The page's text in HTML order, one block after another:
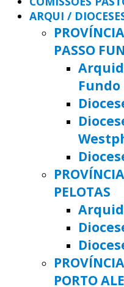
ARQUI /
PASSO
Fundo
PELOTAS
PORTO